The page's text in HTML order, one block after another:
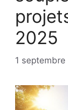
2025
1 septembre